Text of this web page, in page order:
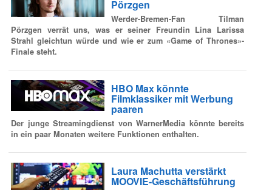
Pörzgen
Werder-Bremen-Fan Tilman
Pörzgen verrät uns, was er seiner Freundin Lina Larissa
Strahl gleichtun würde und wie er zum «Game of Thrones»-
Finale steht.
HBO Max könnte
Filmklassiker mit Werbung
paaren
Der junge Streamingdienst von WarnerMedia könnte bereits
in ein paar Monaten weitere Funktionen enthalten.
Laura Machutta verstärkt
MOOVIE-Geschäftsführung